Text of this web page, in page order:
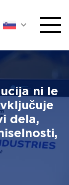
Išči
ni le
dela,